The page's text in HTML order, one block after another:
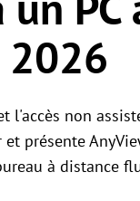
des rôles
avec des
2026
l'accès non
présente
à distance